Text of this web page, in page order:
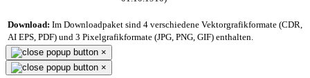
Download: Im Downloadpaket sind 4 verschiedene Vektorgrafikformate (CDR,
AI EPS, PDF) und 3 Pixelgrafikformate (JPG, PNG, GIF) enthalten.
×
×